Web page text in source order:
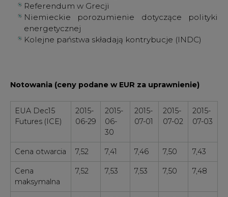
Referendum w Grecji
Niemieckie porozumienie dotyczące polityki
energetycznej
Kolejne państwa składają kontrybucje (INDC)
Notowania (ceny podane w EUR za uprawnienie)
EUA Dec15
Futures (ICE)
2015-
06-29
2015-
06-
30
2015-
07-01
2015-
07-02
2015-
07-03
Cena otwarcia 7,52 7,41 7,46 7,50 7,43
Cena
maksymalna
7,52 7,53 7,53 7,50 7,48